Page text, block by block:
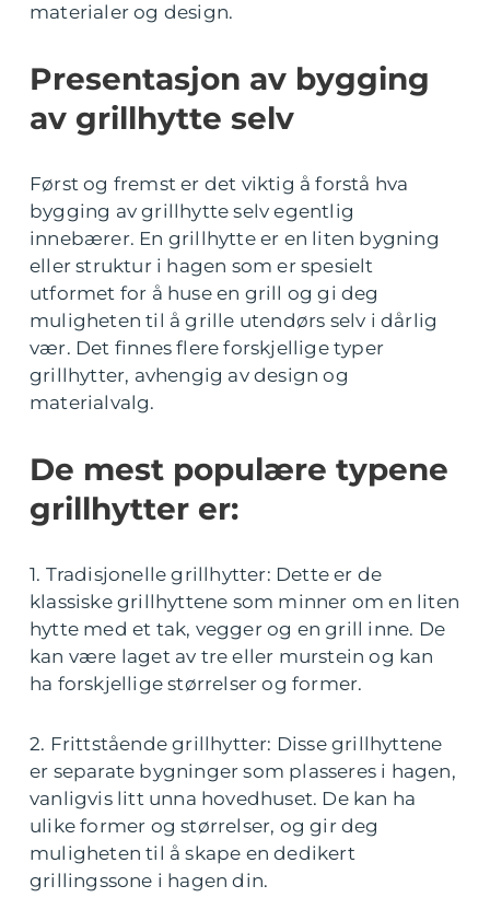
materialer og design.
Presentasjon av bygging
av grillhytte selv
Først og fremst er det viktig å forstå hva
bygging av grillhytte selv egentlig
innebærer. En grillhytte er en liten bygning
eller struktur i hagen som er spesielt
utformet for å huse en grill og gi deg
muligheten til å grille utendørs selv i dårlig
vær. Det finnes flere forskjellige typer
grillhytter, avhengig av design og
materialvalg.
De mest populære typene
grillhytter er:
1. Tradisjonelle grillhytter: Dette er de
klassiske grillhyttene som minner om en liten
hytte med et tak, vegger og en grill inne. De
kan være laget av tre eller murstein og kan
ha forskjellige størrelser og former.
2. Frittstående grillhytter: Disse grillhyttene
er separate bygninger som plasseres i hagen,
vanligvis litt unna hovedhuset. De kan ha
ulike former og størrelser, og gir deg
muligheten til å skape en dedikert
grillingssone i hagen din.